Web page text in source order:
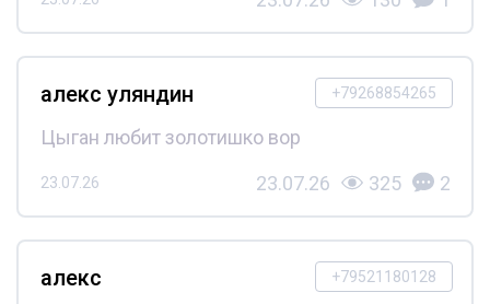
+79268854265
алекс уляндин
Цыган любит золотишко вор
23.07.26 23.07.26 325 2
+79521180128
алекс